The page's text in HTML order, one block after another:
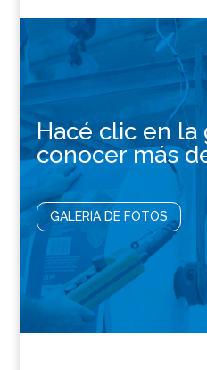
Hacé clic en la
conocer más
GALERIA DE FOTOS